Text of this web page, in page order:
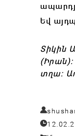
Եվ
Տիկին
(Իրան):
տղա: